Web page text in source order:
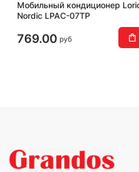
Мобильный кондиционер
Nordic LPAC-07TP
769.00 руб